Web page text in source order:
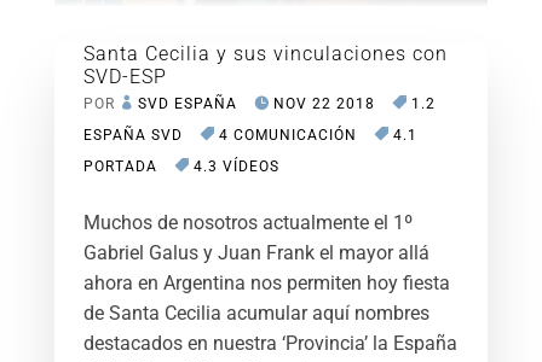
Santa Cecilia y sus vinculaciones con
SVD-ESP
POR SVD ESPAÑA NOV 22 2018
1.2
ESPAÑA SVD
4 COMUNICACIÓN
4.1
PORTADA
4.3 VÍDEOS
Muchos de nosotros actualmente el 1º
Gabriel Galus y Juan Frank el mayor allá
ahora en Argentina nos permiten hoy fiesta
de Santa Cecilia acumular aquí nombres
destacados en nuestra ‘Provincia’ la España